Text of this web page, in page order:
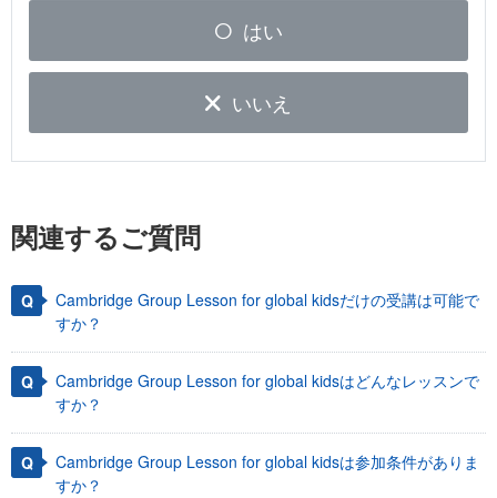
はい
いいえ
関連するご質問
Cambridge Group Lesson for global kidsだけの受講は可能で
すか？
Cambridge Group Lesson for global kidsはどんなレッスンで
すか？
Cambridge Group Lesson for global kidsは参加条件がありま
すか？